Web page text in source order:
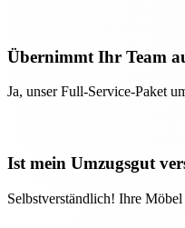
Übernimmt Ihr Team
Ja, unser Full-Service-Paket
Ist mein Umzugsgut
Selbstverständlich! Ihre